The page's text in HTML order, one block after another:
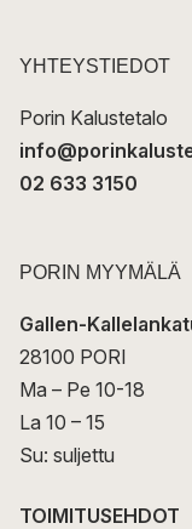
t
YHTEYSTIEDOT
Porin Kalustetalo
02 633 3150
PORIN MYYMÄLÄ
Gallen-
28100 PORI
Ma – Pe 10-18
La 10 – 15
Su: suljettu
TOIMITUSEHDOT